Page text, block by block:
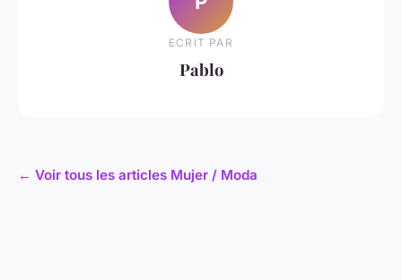
ECRIT PAR
Pablo
← Voir tous les articles Mujer / Moda